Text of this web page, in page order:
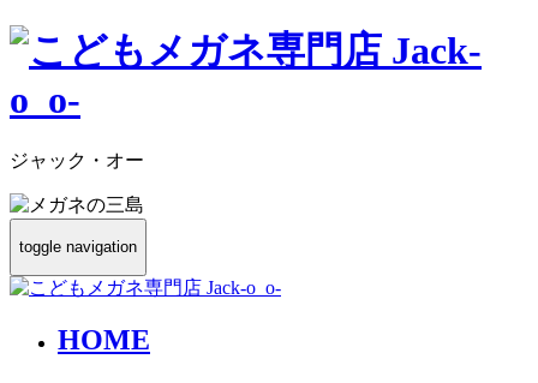
ジャック・オー
toggle navigation
HOME